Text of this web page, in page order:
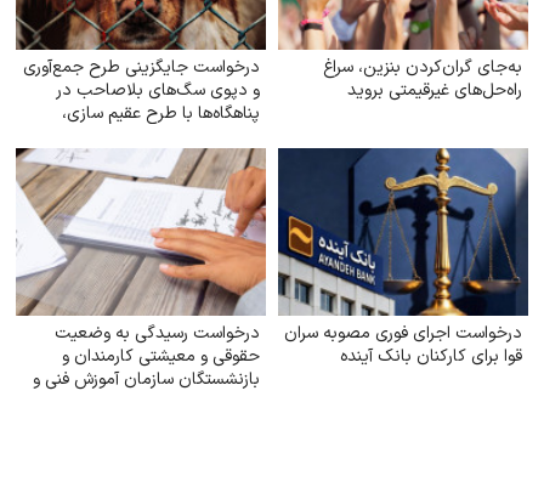
به‌جای گران‌کردن بنزین، سراغ
راه‌حل‌های غیرقیمتی بروید
درخواست جایگزینی طرح جمع‌آوری
و دپوی سگ‌های بلاصاحب در
پناهگاه‌ها با طرح عقیم سازی،
فرهنگسازی عمومی
درخواست اجرای فوری مصوبه سران
قوا برای کارکنان بانک آینده
درخواست رسیدگی به وضعیت
حقوقی و معیشتی کارمندان و
بازنشستگان سازمان آموزش فنی و